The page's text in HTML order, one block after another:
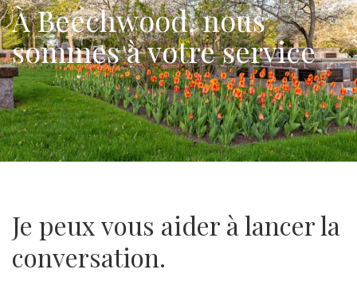
À Beechwood, nous
sommes à votre service
Je peux vous aider à lancer la
conversation.